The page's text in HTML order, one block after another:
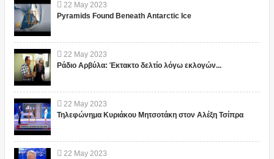
22 May 2023
Pyramids Found Beneath Antarctic Ice
22 May 2023
Ράδιο Αρβύλα: Έκτακτο δελτίο λόγω εκλογών...
22 May 2023
Τηλεφώνημα Κυριάκου Μητσοτάκη στον Αλέξη Τσίπρα
22 May 2023